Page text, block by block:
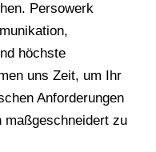
Persowerk
höchste
uns Zeit, um Ihr
Anforderungen
maßgeschneidert zu